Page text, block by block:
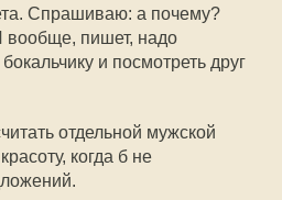
Спрашиваю: а почему?
вообще, пишет, надо
и посмотреть друг
отдельной мужской
когда б не